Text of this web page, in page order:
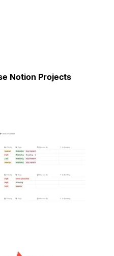
Notion Projects